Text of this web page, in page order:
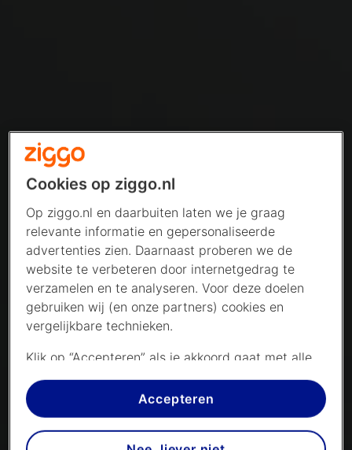
Cookies op ziggo.nl
Op ziggo.nl en daarbuiten laten we je graag
relevante informatie en gepersonaliseerde
advertenties zien. Daarnaast proberen we de
website te verbeteren door internetgedrag te
verzamelen en te analyseren. Voor deze doelen
gebruiken wij (en onze partners) cookies en
vergelijkbare technieken.
Klik op “Accepteren” als je akkoord gaat met alle
cookies. Kies je voor “Nee, liever niet”, dan
plaatsen we alleen strikt noodzakelijke cookies om
de website goed te laten werken. Dat betekent
dat we geen vormen van personalisatie
Accepteren